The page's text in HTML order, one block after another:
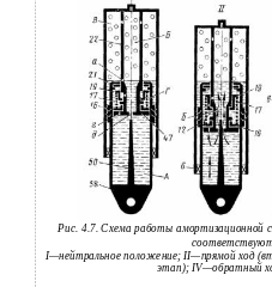
Рис. 4.7. Схема работы амортизационной
I—нейтральное положение; II—прямой ход
этап); IV—обратный